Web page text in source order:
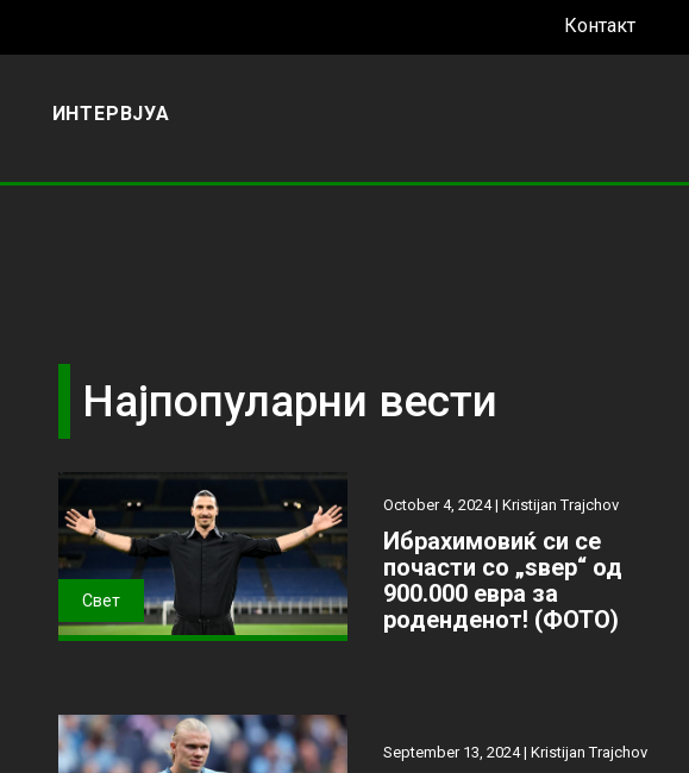
Контакт
ИНТЕРВЈУА
Најпопуларни вести
Свет
October 4, 2024 | Kristijan Trajchov
Ибрахимовиќ си се
почасти со „ѕвер“ од
900.000 евра за
роденденот! (ФОТО)
September 13, 2024 | Kristijan Trajchov